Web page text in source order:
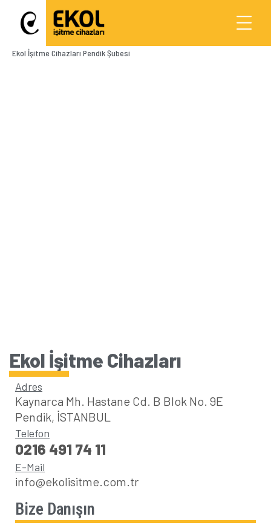
Ekol İşitme Cihazları Pendik Şubesi
Ekol İşitme Cihazları
Adres
Kaynarca Mh. Hastane Cd. B Blok No. 9E
Pendik, İSTANBUL
Telefon
0216 491 74 11
E-Mail
info@ekolisitme.com.tr
Bize Danışın